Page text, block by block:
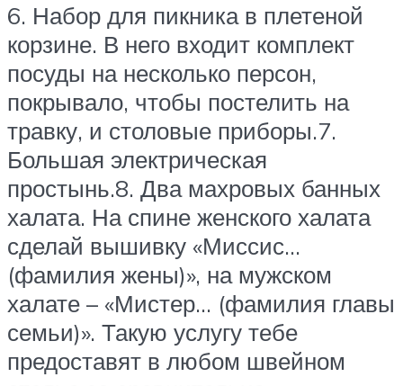
6. Набор для пикника в плетеной
корзине. В него входит комплект
посуды на несколько персон,
покрывало, чтобы постелить на
травку, и столовые приборы.7.
Большая электрическая
простынь.8. Два махровых банных
халата. На спине женского халата
сделай вышивку «Миссис…
(фамилия жены)», на мужском
халате – «Мистер… (фамилия главы
семьи)». Такую услугу тебе
предоставят в любом швейном